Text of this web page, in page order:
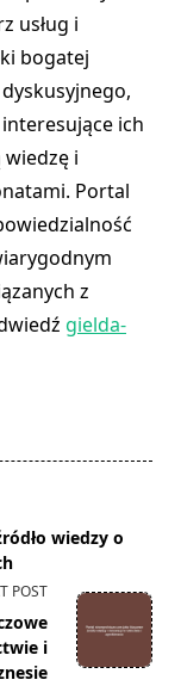
usług i
bogatej
ich
i
Portal
z
gielda-
wiedzy o
POST
i